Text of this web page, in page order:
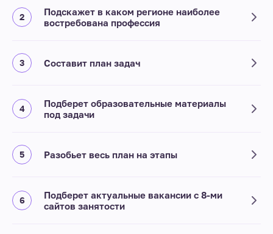
Подскажет в каком регионе наиболее
востребована профессия
Составит план задач
Подберет образовательные материалы
под задачи
Разобьет весь план на этапы
Подберет актуальные вакансии с 8-ми
сайтов занятости